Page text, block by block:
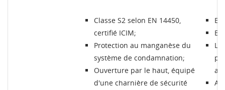
Classe S2 selon EN 14450,
certifié ICIM;
Protection au manganèse du
système de condamnation;
Ouverture par le haut, équipé
d'une charnière de sécurité